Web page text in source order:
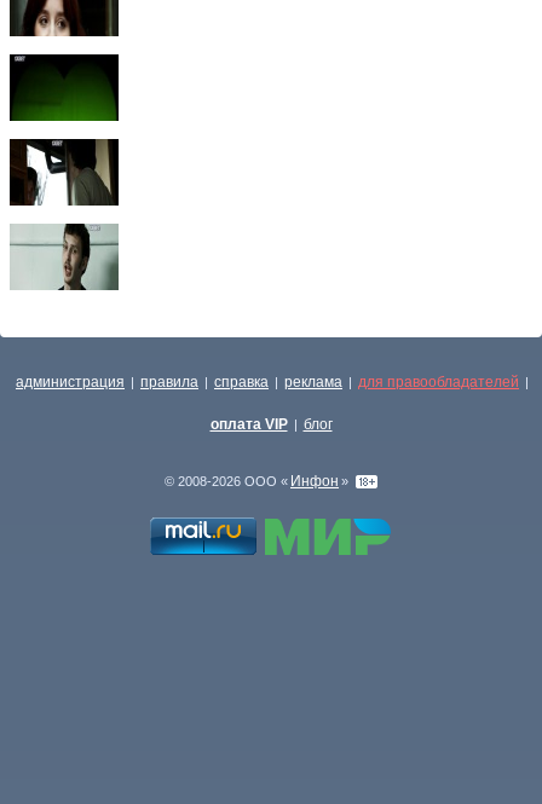
администрация | правила | справка | реклама | для правообладателей |
оплата VIP | блог
© 2008-2026 ООО « Инфон »